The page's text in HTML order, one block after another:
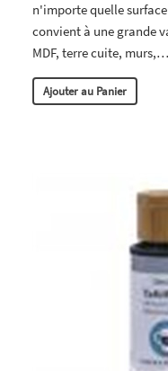
n'importe quelle
convient à une grande
MDF, terre cuite, murs,…
Ajouter au Panier